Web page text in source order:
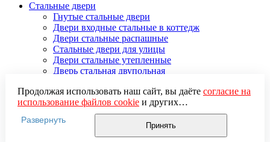
Стальные двери
Гнутые стальные двери
Двери входные стальные в коттедж
Двери стальные распашные
Стальные двери для улицы
Двери стальные утепленные
Дверь стальная двупольная
Недорогие стальные двери
Распродажа стальных дверей
Стальная дверь в дом
Стальная дверь на дачу
Стальные взломостойкие двери
Продолжая использовать наш сайт, вы даёте согласие на
использование файлов cookieи других
пользовательских данных (включая IP-адрес, сведения о
местоположении, устройстве, действиях на сайте и т. п.)
для функционирования сайта, проведения
Развернуть
Принять